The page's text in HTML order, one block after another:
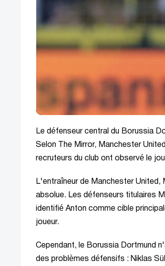
Le défenseur central du Borussia
Selon The Mirror, Manchester
recruteurs du club ont observé le
L'entraîneur de Manchester United,
absolue. Les défenseurs titulaires
identifié Anton comme cible
joueur.
Cependant, le Borussia Dortmund
des problèmes défensifs : Niklas